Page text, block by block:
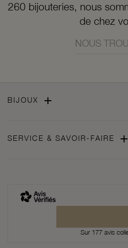
260 bijouteries, nous
de chez
NOUS
BIJOUX 
SERVICE & SAVOIR-FAIRE 
Sur 177 avis